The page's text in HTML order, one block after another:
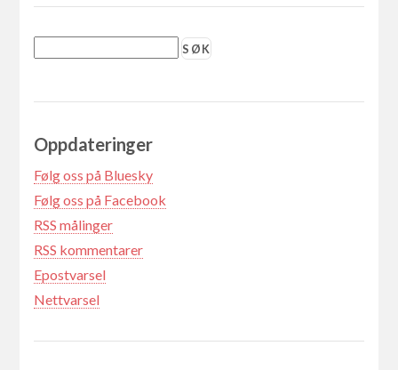
Oppdateringer
Følg oss på Bluesky
Følg oss på Facebook
RSS målinger
RSS kommentarer
Epostvarsel
Nettvarsel